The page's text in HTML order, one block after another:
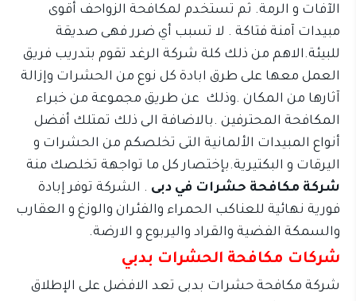
الآفات و الرمة. ثم تستخدم لمكافحة الزواحف أقوى
مبيدات آمنة فتاكة . لا تسبب أي ضرر فهى صديقة
للبيئة.الاهم من ذلك كلة شركة الرغد تقوم بتدريب فريق
العمل معها على طرق ابادة كل نوع من الحشرات وإزالة
آثارها من المكان .وذلك عن طريق مجموعة من خبراء
المكافحة المحترفين .بالاضافة الى ذلك تمتلك أفضل
أنواع المبيدات الألمانية التى تخلصكم من الحشرات و
اليرقات و البكتيرية.بإختصار كل ما تواجهة تخلصك منة
شركة مكافحة حشرات في دبى . الشركة توفر إبادة
فورية نهائية للعناكب الحمراء والفئران والوزغ و العقارب
والسمكة الفضية والقراد واليربوع و الارضة.
شركات مكافحة الحشرات بدبي
شركة مكافحة حشرات بدبى تعد الافضل على الإطلاق